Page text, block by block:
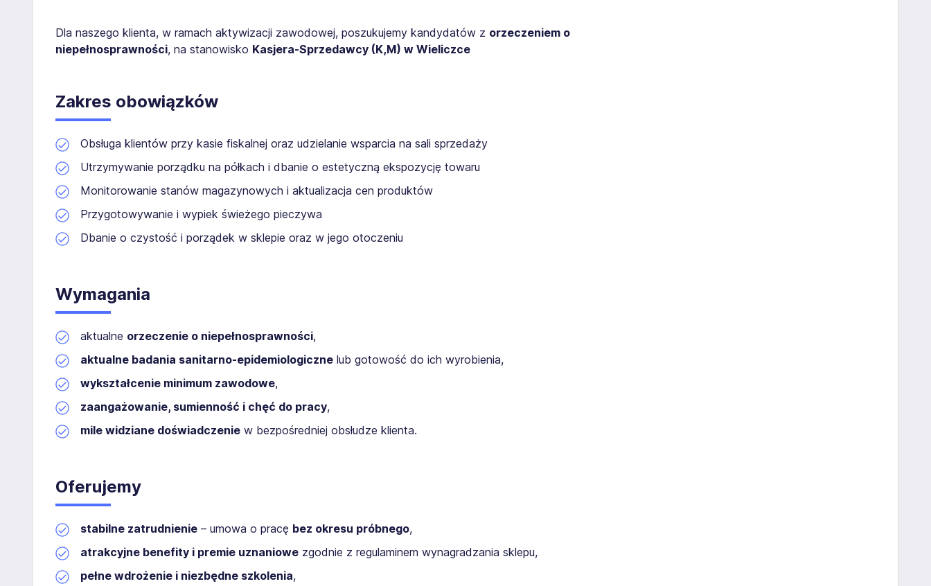
Dla naszego klienta, w ramach aktywizacji zawodowej, poszukujemy kandydatów z orzeczeniem o
niepełnosprawności, na stanowisko Kasjera-Sprzedawcy (K,M) w Wieliczce
Zakres obowiązków
Obsługa klientów przy kasie fiskalnej oraz udzielanie wsparcia na sali sprzedaży
Utrzymywanie porządku na półkach i dbanie o estetyczną ekspozycję towaru
Monitorowanie stanów magazynowych i aktualizacja cen produktów
Przygotowywanie i wypiek świeżego pieczywa
Dbanie o czystość i porządek w sklepie oraz w jego otoczeniu
Wymagania
aktualne orzeczenie o niepełnosprawności,
aktualne badania sanitarno-epidemiologiczne lub gotowość do ich wyrobienia,
wykształcenie minimum zawodowe,
zaangażowanie, sumienność i chęć do pracy,
mile widziane doświadczenie w bezpośredniej obsłudze klienta.
Oferujemy
stabilne zatrudnienie – umowa o pracę bez okresu próbnego,
atrakcyjne benefity i premie uznaniowe zgodnie z regulaminem wynagradzania sklepu,
pełne wdrożenie i niezbędne szkolenia,